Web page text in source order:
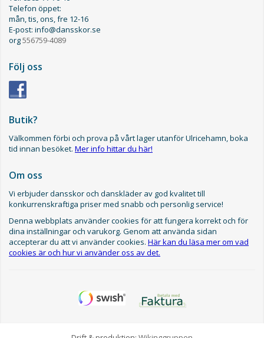
Telefon öppet:
mån, tis, ons, fre 12-16
E-post: info@dansskor.se
org556759-4089
Följ oss
Butik?
Välkommen förbi och prova på vårt lager utanför Ulricehamn, boka
tid innan besöket. Mer info hittar du här!
Om oss
Vi erbjuder dansskor och danskläder av god kvalitet till
konkurrenskraftiga priser med snabb och personlig service!
Denna webbplats använder cookies för att fungera korrekt och för
dina inställningar och varukorg. Genom att använda sidan
accepterar du att vi använder cookies. Här kan du läsa mer om vad
cookies är och hur vi använder oss av det.